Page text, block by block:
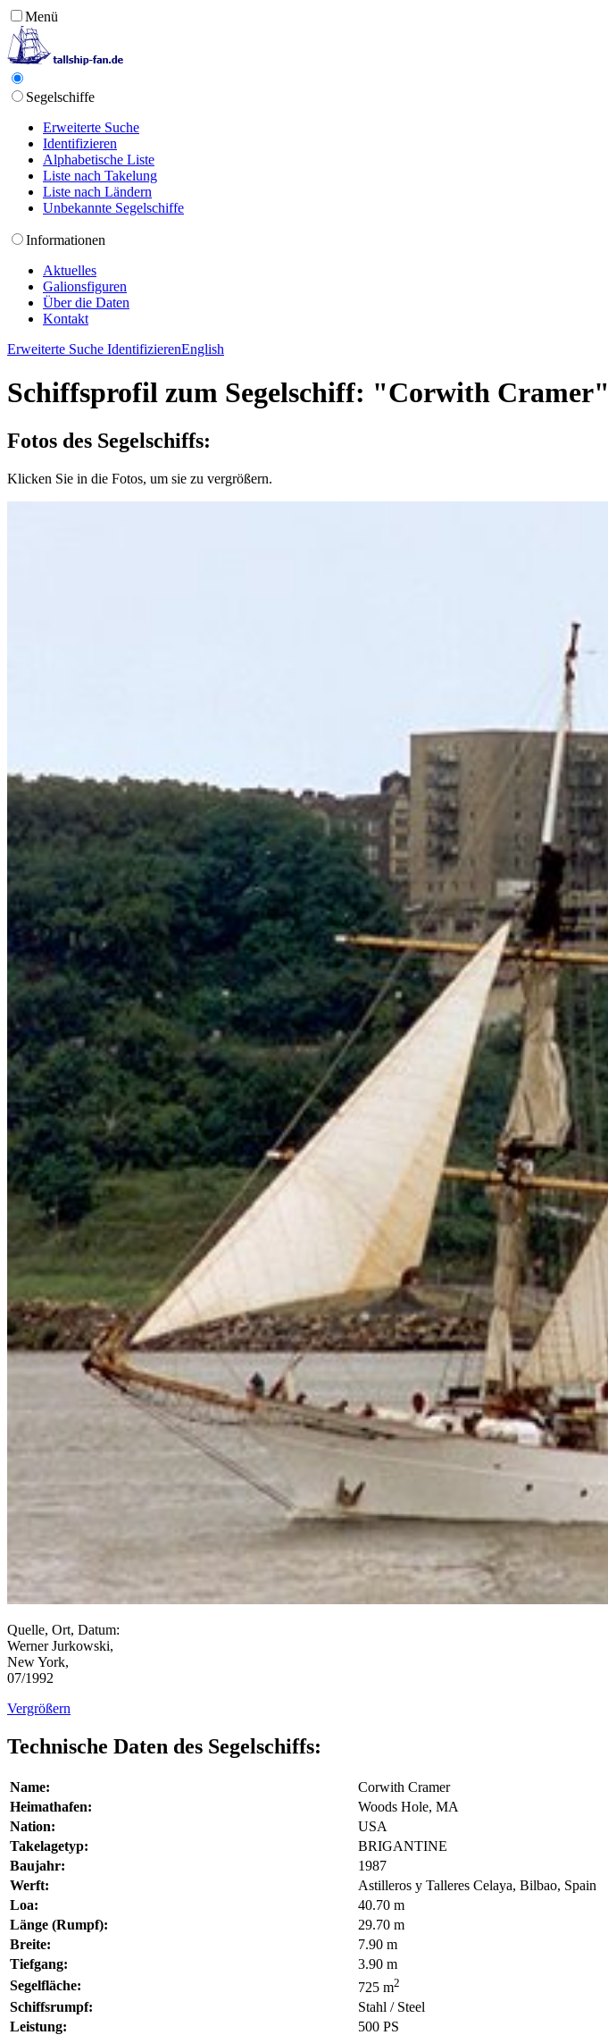
Menü
Segelschiffe
Erweiterte Suche
Identifizieren
Alphabetische Liste
Liste nach Takelung
Liste nach Ländern
Unbekannte Segelschiffe
Informationen
Aktuelles
Galionsfiguren
Über die Daten
Kontakt
Erweiterte Suche IdentifizierenEnglish
Schiffsprofil zum Segelschiff: "Corwith Cramer"
Fotos des Segelschiffs:
Klicken Sie in die Fotos, um sie zu vergrößern.
Quelle, Ort, Datum:
Werner Jurkowski,
New York,
07/1992
Vergrößern
Technische Daten des Segelschiffs:
Name:
Corwith Cramer
Heimathafen:
Woods Hole, MA
Nation:
USA
Takelagetyp:
BRIGANTINE
Baujahr:
1987
Werft:
Astilleros y Talleres Celaya, Bilbao, Spain
Loa:
40.70 m
Länge (Rumpf):
29.70 m
Breite:
7.90 m
Tiefgang:
3.90 m
Segelfläche:
725 m2
Schiffsrumpf:
Stahl / Steel
Leistung:
500 PS